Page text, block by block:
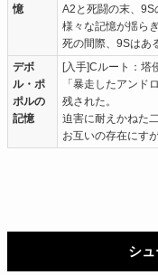
憶
A2と死闘の末、9S
様々な記憶が揺ら
死の間際、9Sはあ
デボ
ル・ポ
ポルの
記憶
[入手]Cルート：塔
「暴走したアンド
残された。
迫害に耐えかねた
お互いの存在にす
シ